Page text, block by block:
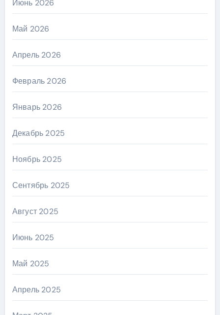
Июнь 2026
Май 2026
Апрель 2026
Февраль 2026
Январь 2026
Декабрь 2025
Ноябрь 2025
Сентябрь 2025
Август 2025
Июнь 2025
Май 2025
Апрель 2025